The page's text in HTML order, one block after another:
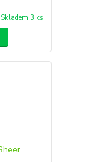
Skladem 3 ks